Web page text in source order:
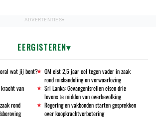
EERGISTEREN
wat jij bent?
OM eist 2,5 jaar cel tegen vader in zaak
rond mishandeling en verwaarlozing
van
Sri Lanka: Gevangenisrellen eisen drie
levens te midden van overbevolking
rond
Regering en vakbonden starten gesprekken
over koopkrachtverbetering